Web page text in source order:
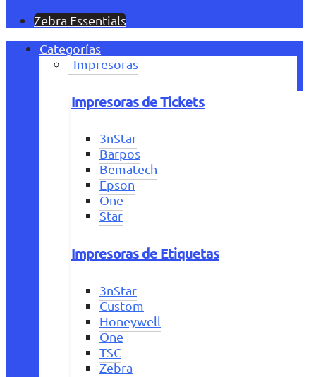
Zebra Essentials
Categorías
Impresoras
Impresoras de Tickets
3nStar
Barpos
Bematech
Epson
One
Star
Impresoras de Etiquetas
3nStar
Custom
Honeywell
One
TSC
Zebra